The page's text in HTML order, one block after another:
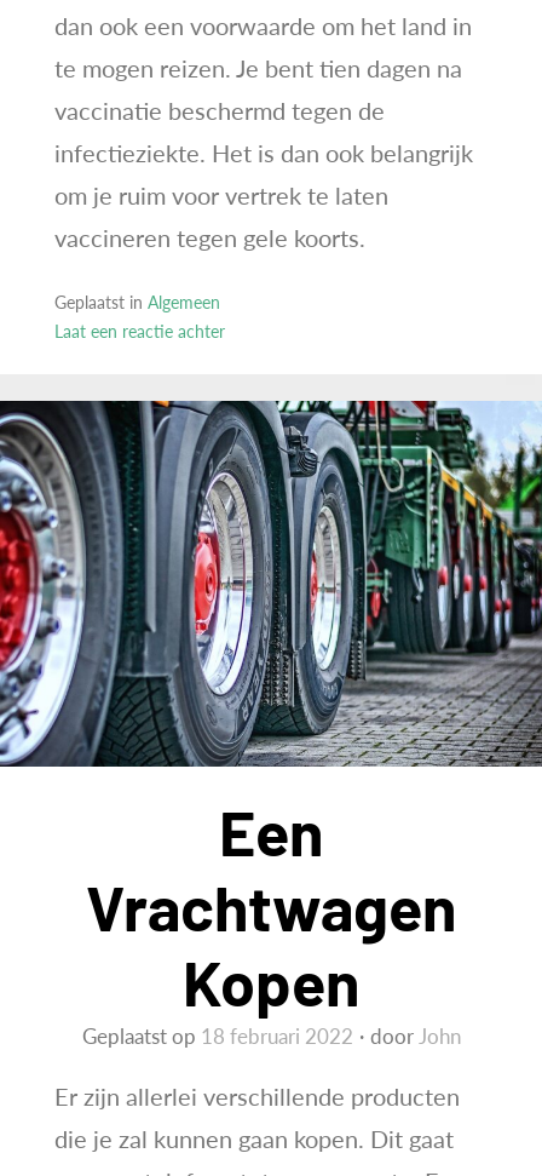
dan ook een voorwaarde om het land in
te mogen reizen. Je bent tien dagen na
vaccinatie beschermd tegen de
infectieziekte. Het is dan ook belangrijk
om je ruim voor vertrek te laten
vaccineren tegen gele koorts.
Geplaatst in Algemeen
Laat een reactie achter
wat
je
wil
weten
over
vaccinaties:
gele
koorts
en
meningokokken
Een
Vrachtwagen
Kopen
Geplaatst op 18 februari 2022 door John
Er zijn allerlei verschillende producten
die je zal kunnen gaan kopen. Dit gaat